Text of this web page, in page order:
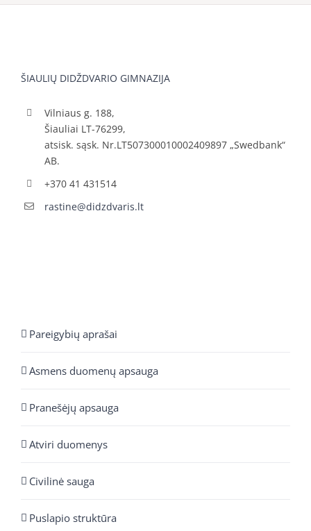
ŠIAULIŲ DIDŽDVARIO GIMNAZIJA
Vilniaus g. 188,
Šiauliai LT-76299,
atsisk. sąsk. Nr.LT507300010002409897 „Swedbank“
AB.
+370 41 431514
rastine@didzdvaris.lt
Pareigybių aprašai
Asmens duomenų apsauga
Pranešėjų apsauga
Atviri duomenys
Civilinė sauga
Puslapio struktūra